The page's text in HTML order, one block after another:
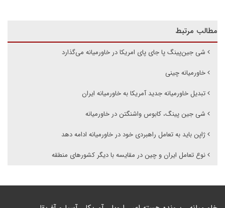
مطالب مرتبط
شی جین‌پینگ پا جای پای امریکا در خاورمیانه می‌گذارد
خاورمیانه چینی
تبدیل خاورمیانه جدید آمریکا به خاورمیانه ایران
شی جین پینگ، کابوس واشنگتن در خاورمیانه
ژاپن باید به تعامل راهبردی خود در خاورمیانه ادامه دهد
نوع تعامل ایران و چین در مقایسه با دیگر کشورهای منطقه